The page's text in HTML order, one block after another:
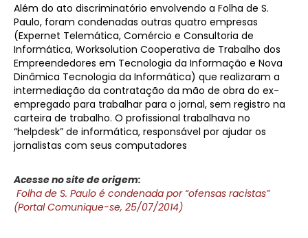
Além do ato discriminatório envolvendo a Folha de S.
Paulo, foram condenadas outras quatro empresas
(Expernet Telemática, Comércio e Consultoria de
Informática, Worksolution Cooperativa de Trabalho dos
Empreendedores em Tecnologia da Informação e Nova
Dinâmica Tecnologia da Informática) que realizaram a
intermediação da contratação da mão de obra do ex-
empregado para trabalhar para o jornal, sem registro na
carteira de trabalho. O profissional trabalhava no
“helpdesk” de informática, responsável por ajudar os
jornalistas com seus computadores
Acesse no site de origem:
Folha de S. Paulo é condenada por “ofensas racistas”
(Portal Comunique-se, 25/07/2014)